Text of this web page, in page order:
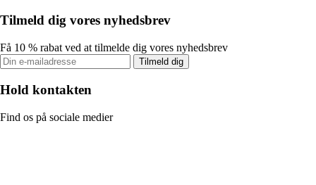
Tilmeld dig vores nyhedsbrev
Få 10 % rabat ved at tilmelde dig vores nyhedsbrev
Tilmeld dig
Hold kontakten
Find os på sociale medier